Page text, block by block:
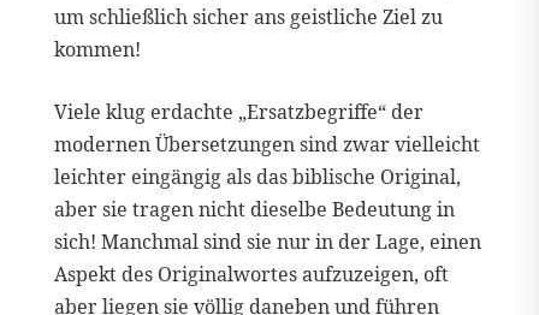
um schließlich sicher ans geistliche Ziel zu
kommen!
Viele klug erdachte „Ersatzbegriffe“ der
modernen Übersetzungen sind zwar vielleicht
leichter eingängig als das biblische Original,
aber sie tragen nicht dieselbe Bedeutung in
sich! Manchmal sind sie nur in der Lage, einen
Aspekt des Originalwortes aufzuzeigen, oft
aber liegen sie völlig daneben und führen